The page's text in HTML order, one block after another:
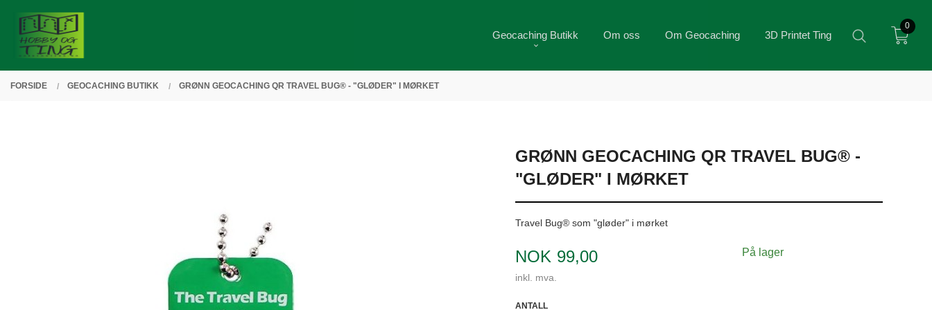
innholdet
PRODUKTER
Geocaching Butikk Om oss Om Geocaching 3D Printet Ting
Lukk
0
FORSIDE GEOCACHING BUTIKK GRØNN GEOCACHING QR TRAVEL BUG® - "GLØDER" I MØRKET
GRØNN GEOCACHING QR TRAVEL BUG® -
"GLØDER" I MØRKET
Travel Bug® som "gløder" i mørket
Pris
NOK 99,00
inkl. mva.
På lager
ANTALL